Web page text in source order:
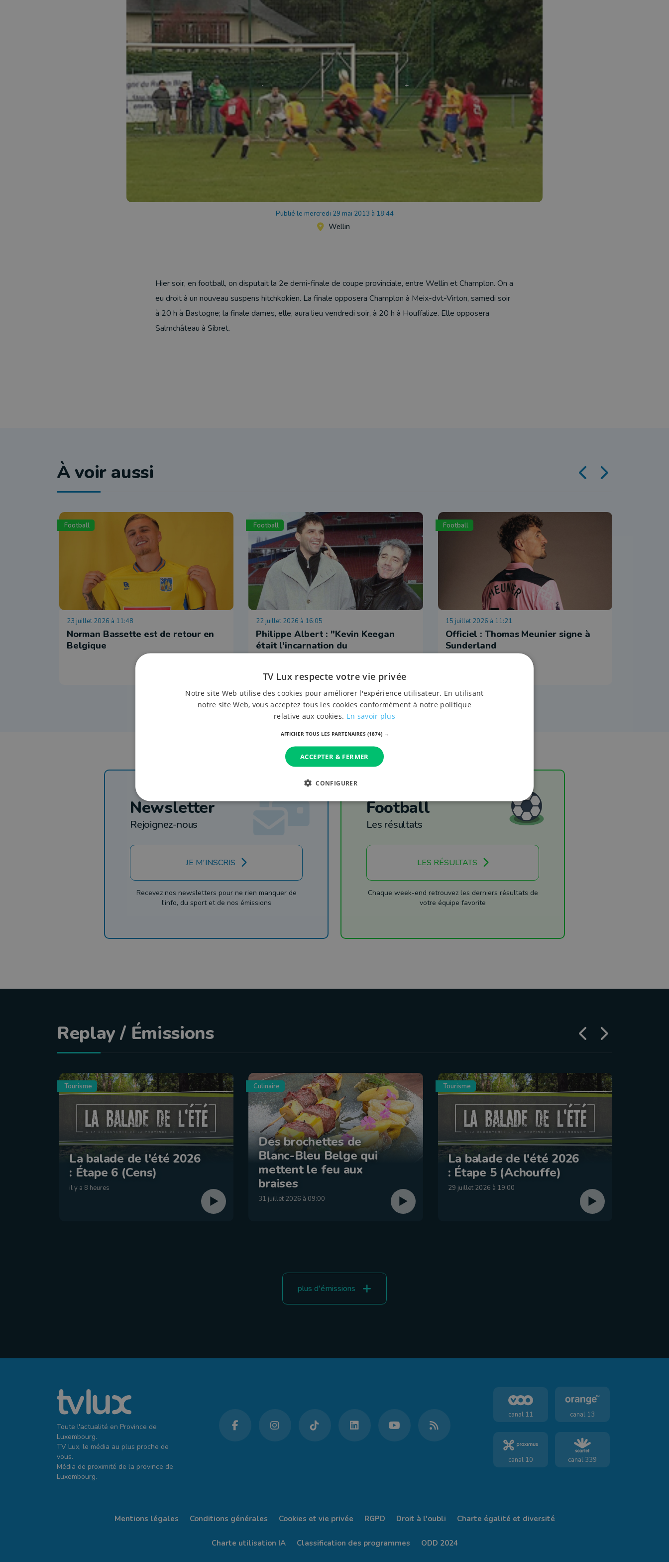
Publié le mercredi 29 mai 2013 à 18:44
Wellin
Hier soir, en football, on disputait la 2e demi-finale de coupe provinciale, entre Wellin et Champlon. On a
eu droit à un nouveau suspens hitchkokien. La finale opposera Champlon à Meix-dvt-Virton, samedi soir
à 20 h à Bastogne; la finale dames, elle, aura lieu vendredi soir, à 20 h à Houffalize. Elle opposera
Salmchâteau à Sibret.
À voir aussi
Football
23 juillet 2026 à 11:48
Norman Bassette est de retour en
Belgique
Football
22 juillet 2026 à 16:05
Philippe Albert : "Kevin Keegan
était l'incarnation du
professionnalisme et de la
Football
15 juillet 2026 à 11:21
Officiel : Thomas Meunier signe à
Sunderland
Newsletter
Rejoignez-nous
JE M'INSCRIS
Recevez nos newsletters pour ne rien manquer de
l'info, du sport et de nos émissions
Football
Les résultats
LES RÉSULTATS
Chaque week-end retrouvez les derniers résultats de
votre équipe favorite
Replay / Émissions
Tourisme
La balade de l'été 2026
: Étape 6 (Cens)
il y a 8 heures
Culinaire
Des brochettes de
Blanc-Bleu Belge qui
mettent le feu aux
braises
31 juillet 2026 à 09:00
Tourisme
La balade de l'été 2026
: Étape 5 (Achouffe)
29 juillet 2026 à 19:00
plus d'émissions
Toute l'actualité en Province de
Luxembourg.
TV Lux, le média au plus proche de
vous.
Média de proximité de la province de
Luxembourg.
canal 11 canal 13
canal 10 canal 339
Mentions légales Conditions générales Cookies et vie privée RGPD Droit à l'oubli Charte égalité et diversité
Charte utilisation IA Classification des programmes ODD 2024
TV Lux respecte votre vie privée
Notre site Web utilise des cookies pour améliorer l'expérience utilisateur. En utilisant
notre site Web, vous acceptez tous les cookies conformément à notre politique
relative aux cookies. En savoir plus
AFFICHER TOUS LES PARTENAIRES (1874) →
ACCEPTER & FERMER
CONFIGURER